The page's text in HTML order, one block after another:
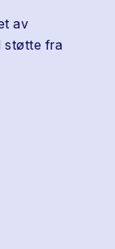
av
støtte fra